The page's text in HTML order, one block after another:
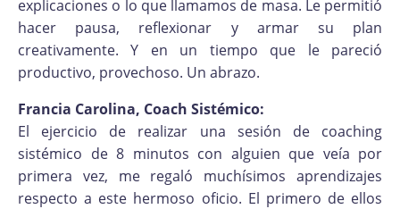
explicaciones o lo que llamamos de masa. Le permitió
hacer pausa, reflexionar y armar su plan
creativamente. Y en un tiempo que le pareció
productivo, provechoso. Un abrazo.
Francia Carolina, Coach Sistémico:
El ejercicio de realizar una sesión de coaching
sistémico de 8 minutos con alguien que veía por
primera vez, me regaló muchísimos aprendizajes
respecto a este hermoso oficio. El primero de ellos